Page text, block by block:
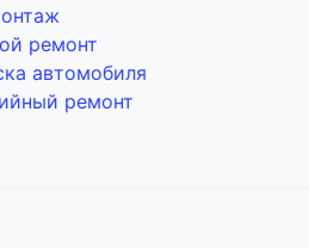
ремонт
автомобиля
ремонт